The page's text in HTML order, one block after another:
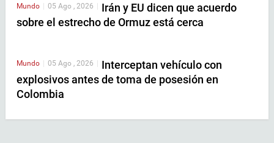
Mundo | 05 Ago , 2026 | Irán y EU dicen que acuerdo
sobre el estrecho de Ormuz está cerca
Mundo 05 Ago , 2026
Interceptan vehículo con
explosivos antes de toma de posesión en
Colombia